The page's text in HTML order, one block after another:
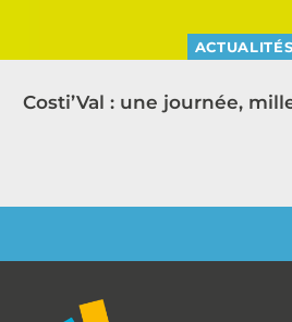
ACTUALITÉS
Costi’Val : une journée,